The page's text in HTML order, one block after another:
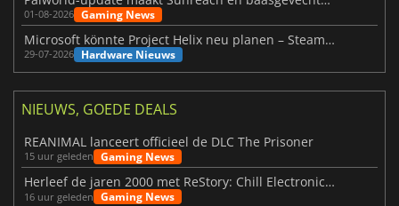
01-08-2026 Gaming News
Microsoft könnte Project Helix neu planen – Steam-Support wackelt
29-07-2026 Hardware Nieuws
NIEUWS, GOEDE DEALS
REANIMAL lanceert officieel de DLC The Prisoner
15 uur geleden Gaming News
Herleef de jaren 2000 met ReStory: Chill Electronics Repairs
16 uur geleden Gaming News